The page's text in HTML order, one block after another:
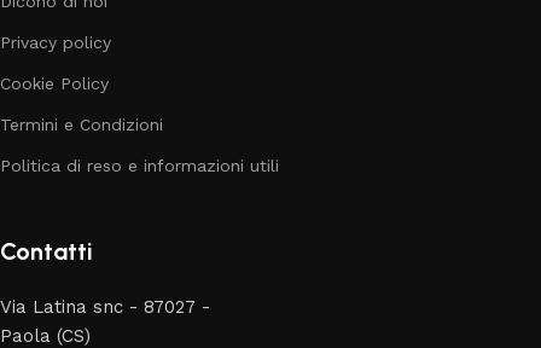
Privacy policy
Cookie Policy
Termini e Condizioni
Politica di reso e informazioni utili
Contatti
Via Latina snc - 87027 -
Paola (CS)